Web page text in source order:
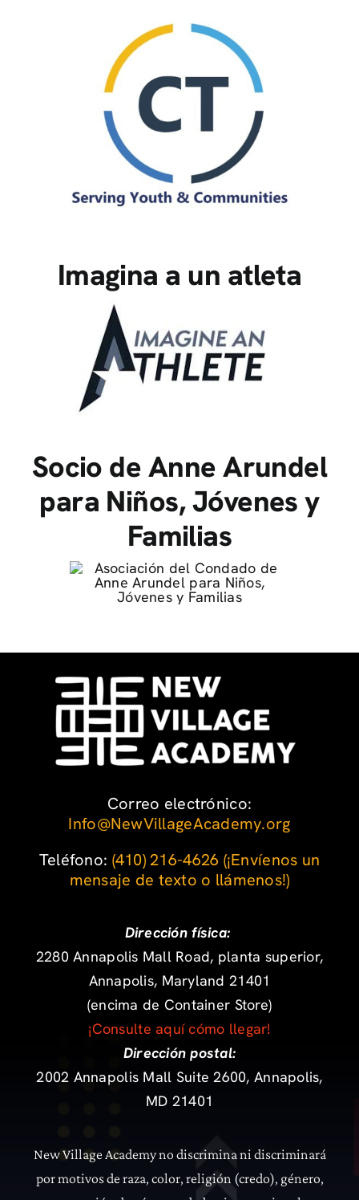
Imagina a un atleta
Socio de Anne Arundel
para Niños, Jóvenes y
Familias
Correo electrónico:
Info@NewVillageAcademy.org
Teléfono: ‪ (410) 216-4626 (¡Envíenos un
mensaje de texto o llámenos!)
Dirección física:
2280 Annapolis Mall Road, planta superior,
Annapolis, Maryland 21401
(encima de Container Store)
¡Consulte aquí cómo llegar!
Dirección postal:
2002 Annapolis Mall Suite 2600, Annapolis,
MD 21401
New Village Academy no discrimina ni discriminará
por motivos de raza, color, religión (credo), género,